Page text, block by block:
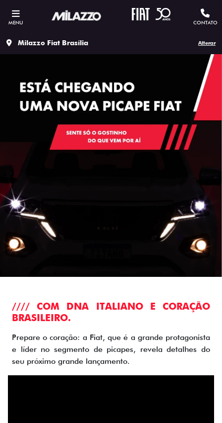
MENU CONTATO
Milazzo Fiat Brasília Alterar
//// COM DNA ITALIANO E CORAÇÃO
BRASILEIRO.
Prepare o coração: a Fiat, que é a grande protagonista
e líder no segmento de picapes, revela detalhes do
seu próximo grande lançamento.